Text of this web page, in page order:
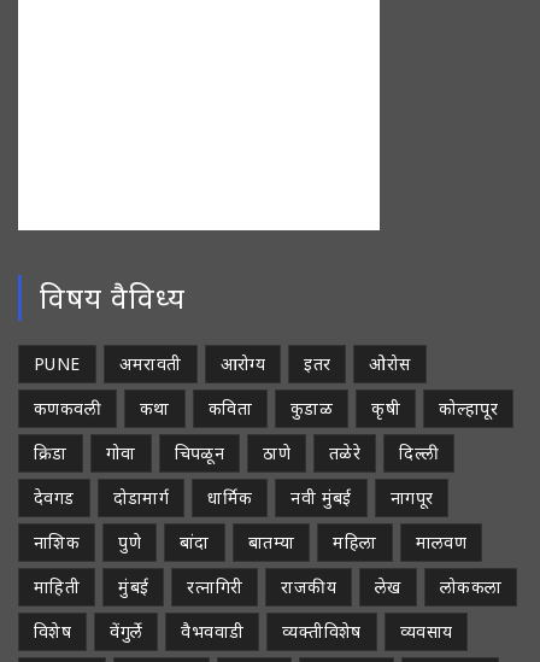
विषय वैविध्य
PUNE अमरावती आरोग्य इतर
ओरोस
कणकवली
कथा कविता कुडाळ कृषी
कोल्हापूर
क्रिडा
गोवा चिपळून ठाणे तळेरे
दिल्ली
देवगड
दोडामार्ग धार्मिक नवी मुंबई
नागपूर
नाशिक
पुणे बांदा बातम्या महिला
मालवण
माहिती
मुंबई रत्नागिरी राजकीय लेख
लोककला
विशेष
वेंगुर्ले वैभववाडी व्यक्तीविशेष
व्यवसाय